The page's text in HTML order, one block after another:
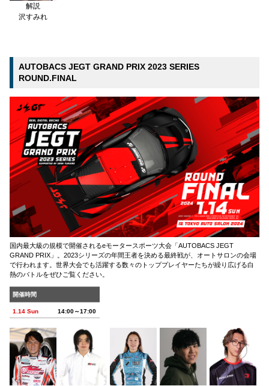
解説
沢すみれ
AUTOBACS JEGT GRAND PRIX 2023 SERIES
ROUND.FINAL
国内最大級の規模で開催されるeモータースポーツ大会「AUTOBACS JEGT
GRAND PRIX」。2023シリーズの年間王者を決める最終戦が、オートサロンの会場
で行われます。世界大会でも活躍する数々のトッププレイヤーたちが繰り広げる白
熱のバトルをぜひご覧ください。
開催時間
1.14 Sun 14:00～17:00